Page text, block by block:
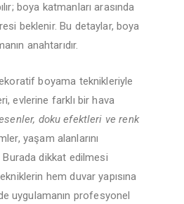
boya katmanları arasında
beklenir. Bu detaylar, boya
anahtarıdır.
boyama teknikleriyle
evlerine farklı bir hava
doku efektleri ve renk
yaşam alanlarını
Burada dikkat edilmesi
hem duvar yapısına
uygulamanın profesyonel